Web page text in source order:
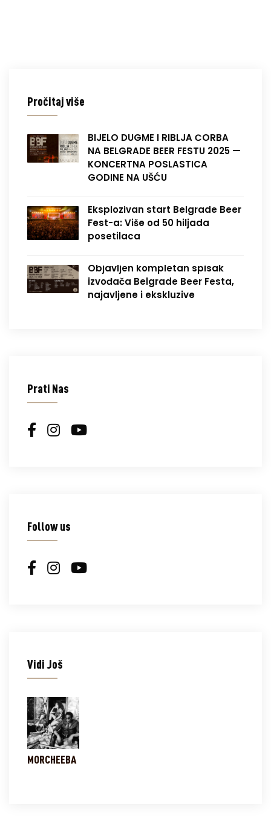
Pročitaj više
BIJELO DUGME I RIBLJA ČORBA
NA BELGRADE BEER FESTU 2025 —
KONCERTNA POSLASTICA
GODINE NA UŠĆU
Eksplozivan start Belgrade Beer
Fest-a: Više od 50 hiljada
posetilaca
Objavljen kompletan spisak
izvođača Belgrade Beer Festa,
najavljene i ekskluzive
Prati Nas
Follow us
Vidi Još
MORCHEEBA